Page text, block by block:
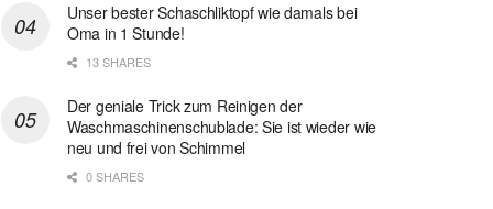
Unser bester Schaschliktopf wie damals bei
Oma in 1 Stunde!
13 SHARES
Der geniale Trick zum Reinigen der
Waschmaschinenschublade: Sie ist wieder wie
neu und frei von Schimmel
0 SHARES